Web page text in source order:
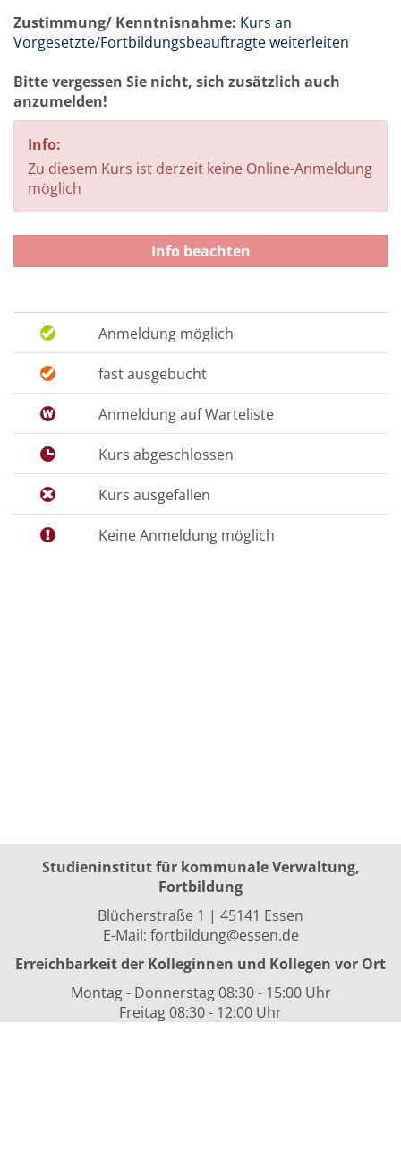
Zustimmung/ Kenntnisnahme: Kurs an
Vorgesetzte/Fortbildungsbeauftragte weiterleiten
Bitte vergessen Sie nicht, sich zusätzlich auch
anzumelden!
Info:
Zu diesem Kurs ist derzeit keine Online-Anmeldung
möglich
Info beachten
Anmeldung möglich
fast ausgebucht
Anmeldung auf Warteliste
Kurs abgeschlossen
Kurs ausgefallen
Keine Anmeldung möglich
Studieninstitut für kommunale Verwaltung,
Fortbildung
Blücherstraße 1 | 45141 Essen
E-Mail: fortbildung@essen.de
Erreichbarkeit der Kolleginnen und Kollegen vor Ort
Montag - Donnerstag 08:30 - 15:00 Uhr
Freitag 08:30 - 12:00 Uhr